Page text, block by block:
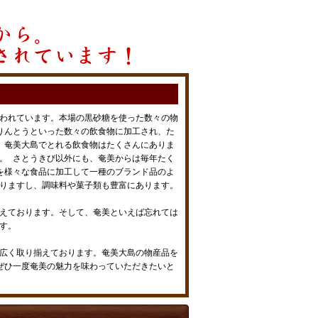
れています。本場の黒砂糖を使った数々の物
とうといった数々の飲食物に加工され、た
美大島でとれる飲食物はたくさんにありま
さとうきび以外にも、奄美からは毎年たく
々な食品に加工して一種のブランド品のよ
すし、調味料や菓子類も豊富にあります。
ております。そして、奄美といえば忘れては
。
く取り揃えております。奄美大島の物産品を
一度奄美の魅力を味わっていただきたいと